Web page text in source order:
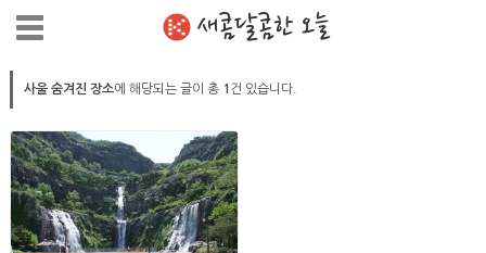
새콤달콤한 오늘
사울 숨겨진 장소에 해당되는 글이 총 1 건 있습니다.